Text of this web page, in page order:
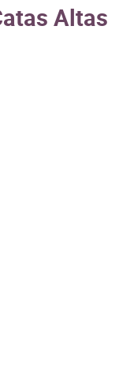
Altas